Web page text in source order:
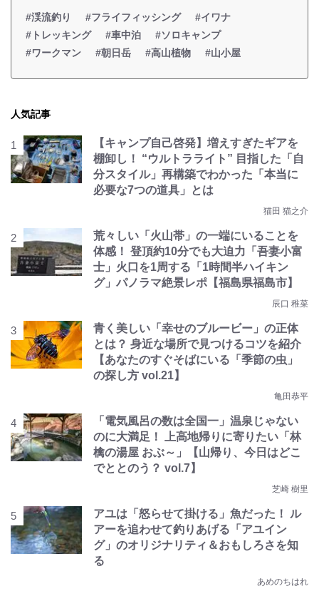
#渓流釣り #フライフィッシング
#イワナ
#トレッキング
#車中泊
#ソロキャンプ
#ワークマン
#朝日岳 #高山植物 #山小屋
人気記事
【キャンプ自己啓発】増えすぎたギアを
棚卸し！ “ウルトラライト” 目指した「自
分スタイル」再構築でわかった「本当に
必要な7つの道具」とは
猫田 猫之介
荒々しい「火山帯」の一端にいることを
体感！ 登頂約10分でも大迫力「吾妻小富
士」火口を1周する「1時間半ハイキン
グ」パノラマ絶景レポ【福島県福島市】
辰口 稚菜
青く美しい「幸せのブルービー」の正体
とは？ 身近な場所で見つけるコツを紹介
【あなたのすぐそばにいる「季節の虫」
の探し方 vol.21】
亀田恭平
「電気風呂の数は全国一」温泉じゃない
のに大満足！ 上高地帰りに寄りたい「林
檎の湯屋 おぶ～」【山帰り、今日はどこ
でととのう？ vol.7】
芝崎 樹里
アユは「怒らせて掛ける」魚だった！ ル
アーを追わせて釣りあげる「アユイン
グ」のオリジナリティ＆おもしろさを知
る
あめのちはれ